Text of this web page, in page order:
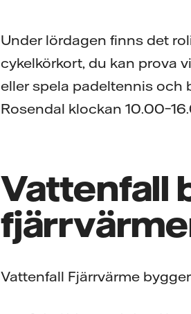
Under lördagen finns det
cykelkörkort, du kan prova
eller spela padeltennis och
Rosendal klockan
Vattenfall
Vattenfall Fjärrvärme